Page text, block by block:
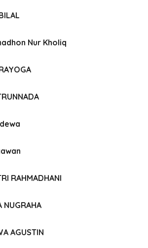
Nur Kholiq
RAHMADHANI
NUGRAHA
AGUSTIN